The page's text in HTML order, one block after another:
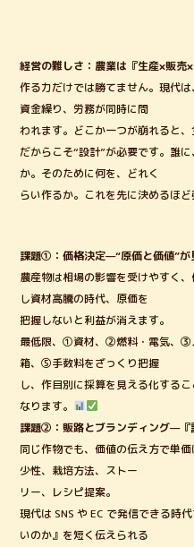
経営の難しさ：農業は『生産×販売
作る力だけでは勝てません。現代
資金繰り、労務が同時に問
われます。どこか一つが崩れると、
だからこそ“設計”が必要です。誰
か。そのために何を、どれく
らい作るか。これを先に決めるほど
課題①：価格決定—“原価と価値”が
農産物は相場の影響を受けやすく
し資材高騰の時代、原価を
把握しないと利益が消えます。
最低限、①資材、②燃料・電気、③
箱、⑤手数料をざっくり把握
し、作目別に採算を見える化する
なります。
課題②：販路とブランディング—『
同じ作物でも、価値の伝え方で単
少性、栽培方法、ストー
リー、レシピ提案。
現代は SNS や EC で発信できる時
いのか』を短く伝えられる